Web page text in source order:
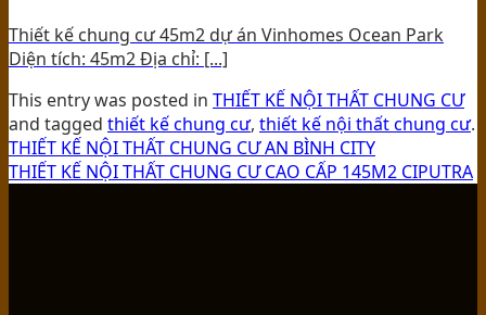
Thiết kế chung cư 45m2 dự án Vinhomes Ocean Park
Diện tích: 45m2 Địa chỉ: [...]
This entry was posted in THIẾT KẾ NỘI THẤT CHUNG CƯ
and tagged thiết kế chung cư, thiết kế nội thất chung cư.
THIẾT KẾ NỘI THẤT CHUNG CƯ AN BÌNH CITY
THIẾT KẾ NỘI THẤT CHUNG CƯ CAO CẤP 145M2 CIPUTRA